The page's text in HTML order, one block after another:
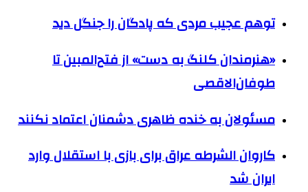
توهم عجیب مردی که پادگان را جنگل دید
«هنرمندان کلنگ به دست» از فتح‌المبین تا
طوفان‌الاقصی
مسئولان به خنده ظاهری دشمنان اعتماد نکنند
کاروان الشرطه عراق برای بازی با استقلال وارد
ایران شد